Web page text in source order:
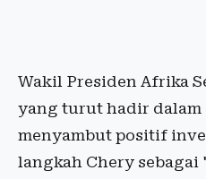
Wakil Presiden Afrika
yang turut hadir dalam
menyambut positif
langkah Chery